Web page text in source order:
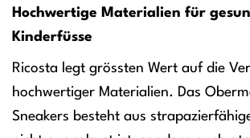
Hochwertige Materialien für
Kinderfüsse
Ricosta legt grössten Wert auf die
hochwertiger Materialien. Das
Sneakers besteht aus